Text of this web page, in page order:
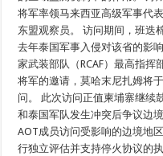
将军率领马来西亚高级军事代
东盟观察员。 访问期间，班迭
去年泰国军事入侵对该省的影
家武装部队（RCAF）最高指
将军的邀请，莫哈末尼扎姆将
问。 此次访问正值柬埔寨继续
和泰国军队发生冲突后争议边
AOT成员访问受影响的边境地
行独立评估并支持停火协议的